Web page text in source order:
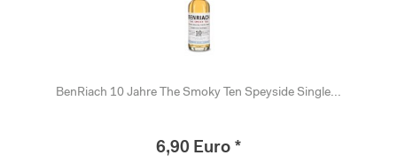
BenRiach 10 Jahre The Smoky Ten Speyside Single...
6,90 Euro *